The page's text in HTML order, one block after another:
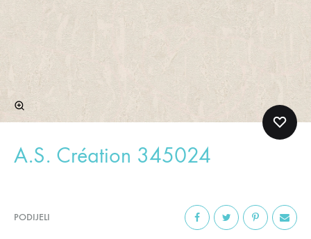
A.S. Création 345024
PODIJELI